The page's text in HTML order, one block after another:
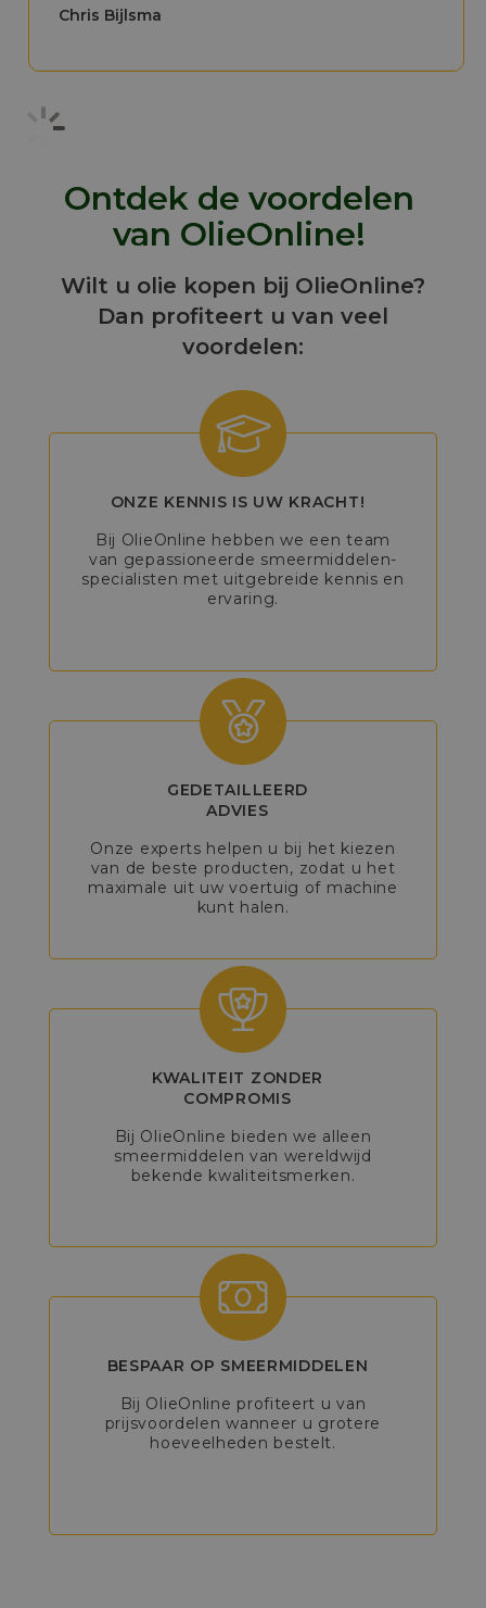
Chris Bijlsma
Ontdek de voordelen
van OlieOnline!
Wilt u olie kopen bij OlieOnline?
Dan profiteert u van veel
voordelen:
ONZE KENNIS IS UW KRACHT!
Bij OlieOnline hebben we een team
van gepassioneerde smeermiddelen-
specialisten met uitgebreide kennis en
ervaring.
GEDETAILLEERD
ADVIES
Onze experts helpen u bij het kiezen
van de beste producten, zodat u het
maximale uit uw voertuig of machine
kunt halen.
KWALITEIT ZONDER
COMPROMIS
Bij OlieOnline bieden we alleen
smeermiddelen van wereldwijd
bekende kwaliteitsmerken.
BESPAAR OP SMEERMIDDELEN
Bij OlieOnline profiteert u van
prijsvoordelen wanneer u grotere
hoeveelheden bestelt.